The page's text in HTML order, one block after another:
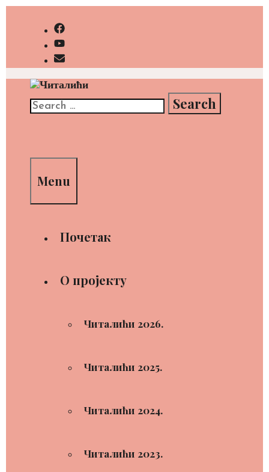
Search
for:
Menu
Почетак
О пројекту
Читалићи 2026.
Читалићи 2025.
Читалићи 2024.
Читалићи 2023.